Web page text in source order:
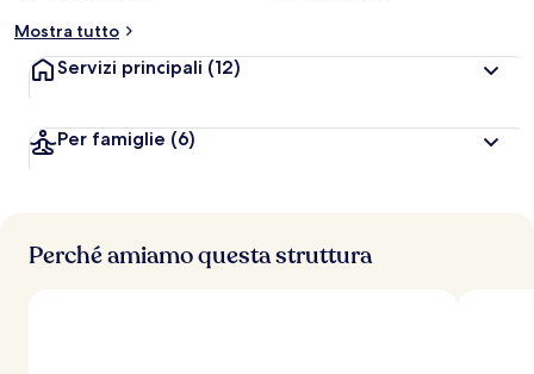
Mostra tutto
Servizi principali (12)
Per famiglie (6)
Perché amiamo questa struttura